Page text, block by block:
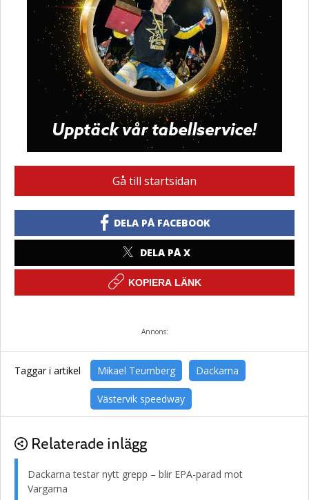
Gå till startsidan
DELA PÅ FACEBOOK
DELA PÅ X
KOPIERA LÄNK
Annons:
Taggar i artikel Mikael Teurnberg Dackarna
Västervik speedway
Relaterade inlägg
Dackarna testar nytt grepp – blir EPA-parad mot
Vargarna